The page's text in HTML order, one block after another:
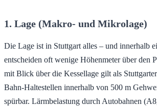
1. Lage (Makro- und Mikrolage)
Die Lage ist in Stuttgart alles – und innerhalb
entscheiden oft wenige Höhenmeter über den
mit Blick über die Kessellage gilt als
Bahn-Haltestellen innerhalb von 500 m
spürbar. Lärmbelastung durch Autobahnen